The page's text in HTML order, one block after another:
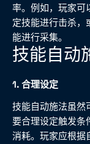
率。例如，玩家可
定技能进行击杀，
能进行采集。
技能自动
1. 合理设定
技能自动施法虽然
要合理设定触发条
消耗。玩家应根据